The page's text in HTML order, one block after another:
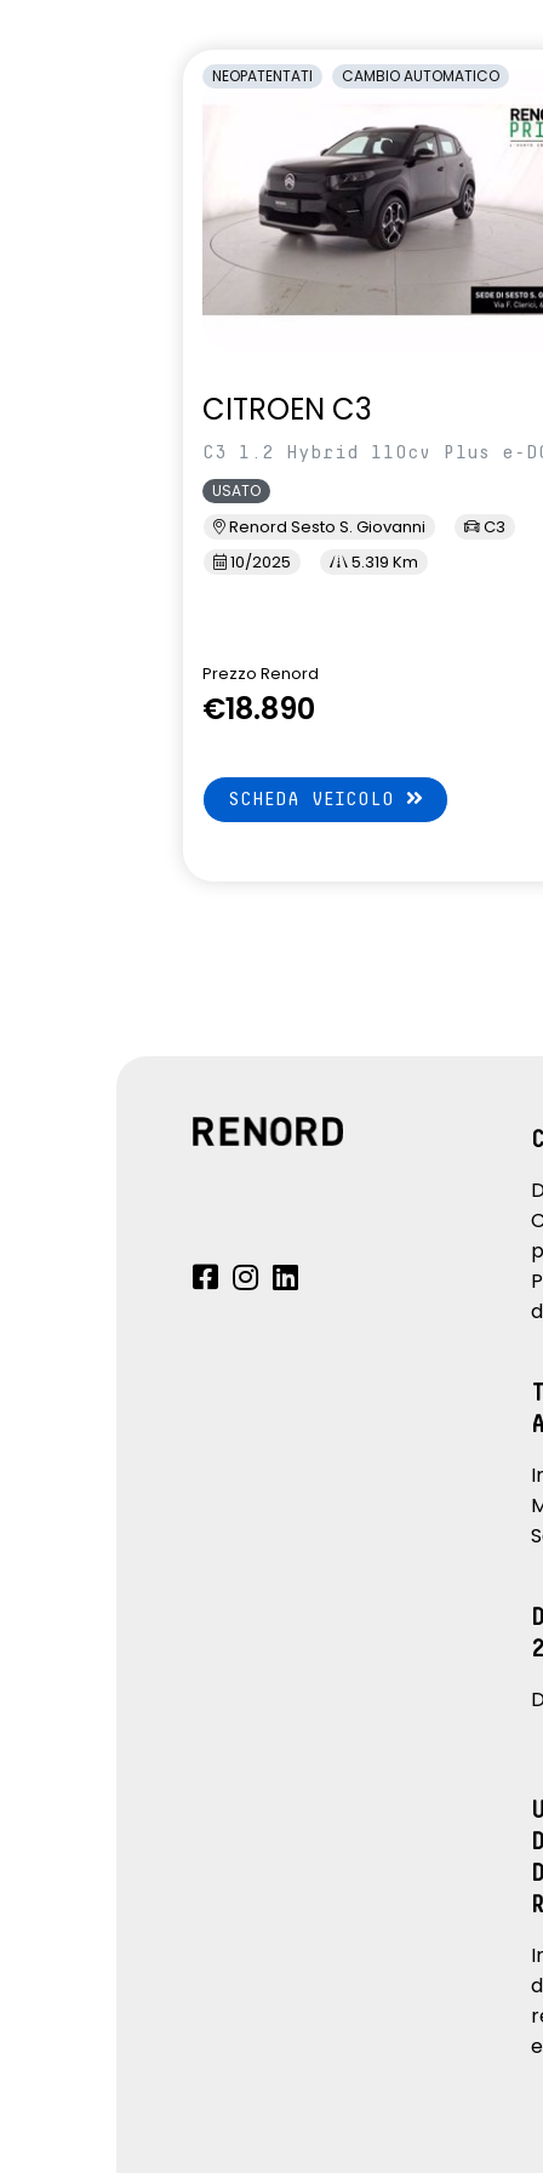
Retrovisori laterali regolabili
elettricamente
Sedile
altezza
Selleria Stepway in tessuto blu e
Sensori di
Sistema di controllo della
pressione pneumatici indiretto
Sistema di
vigilanza
Volante in pelle TEP
Volante
profondità
NEOPATENTATI CAMBIO AUTOMATICO
CITROEN C3
C3 1.2 Hybrid 110cv Plus e-
USATO
Renord Sesto S. Giovanni
C3
10/2025
5.319 Km
Prezzo Renord
€18.890
SCHEDA VEICOLO